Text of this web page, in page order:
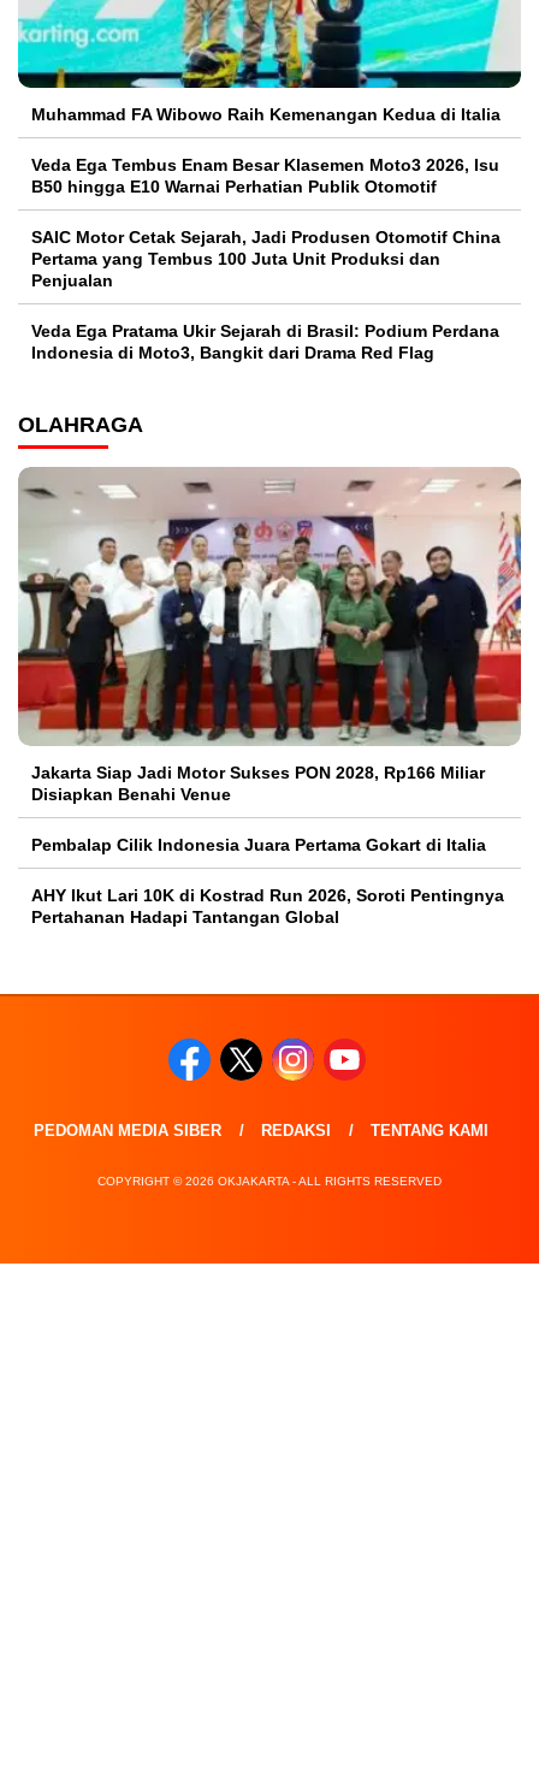
Muhammad FA Wibowo Raih Kemenangan Kedua di Italia
Veda Ega Tembus Enam Besar Klasemen Moto3 2026, Isu
B50 hingga E10 Warnai Perhatian Publik Otomotif
SAIC Motor Cetak Sejarah, Jadi Produsen Otomotif China
Pertama yang Tembus 100 Juta Unit Produksi dan
Penjualan
Veda Ega Pratama Ukir Sejarah di Brasil: Podium Perdana
Indonesia di Moto3, Bangkit dari Drama Red Flag
OLAHRAGA
Jakarta Siap Jadi Motor Sukses PON 2028, Rp166 Miliar
Disiapkan Benahi Venue
Pembalap Cilik Indonesia Juara Pertama Gokart di Italia
AHY Ikut Lari 10K di Kostrad Run 2026, Soroti Pentingnya
Pertahanan Hadapi Tantangan Global
PEDOMAN MEDIA SIBER REDAKSI TENTANG KAMI
COPYRIGHT © 2026 OKJAKARTA - ALL RIGHTS RESERVED